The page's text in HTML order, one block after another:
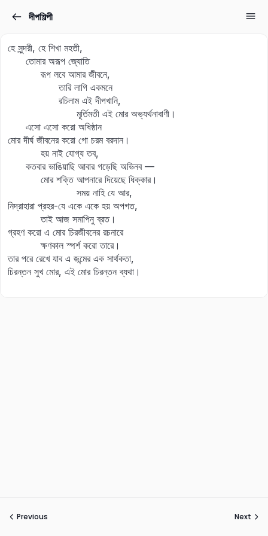
দীপশিল্পী
হে সুন্দরী, হে শিখা মহতী,
তোমার অরূপ জ্যোতি
রূপ লবে আমার জীবনে,
তারি লাগি একমনে
রচিলাম এই দীপখানি,
মূর্তিমতী এই মোর অভ্যর্থনাবাণী।
এসো এসো করো অধিষ্ঠান
মোর দীর্ঘ জীবনের করো গো চরম বরদান।
হয় নাই যোগ্য তব,
কতবার ভাঙিয়াছি আবার গড়েছি অভিনব —
মোর শক্তি আপনারে দিয়েছে ধিক্কার।
সময় নাহি যে আর,
নিদ্রাহারা প্রহর-যে একে একে হয় অপগত,
তাই আজ সমাপিনু ব্রত।
গ্রহণ করো এ মোর চিরজীবনের রচনারে
ক্ষণকাল স্পর্শ করো তারে।
তার পরে রেখে যাব এ জন্মের এক সার্থকতা,
চিরন্তন সুখ মোর, এই মোর চিরন্তন ব্যথা।
Previous Next
Don’t have an account?
Remember me